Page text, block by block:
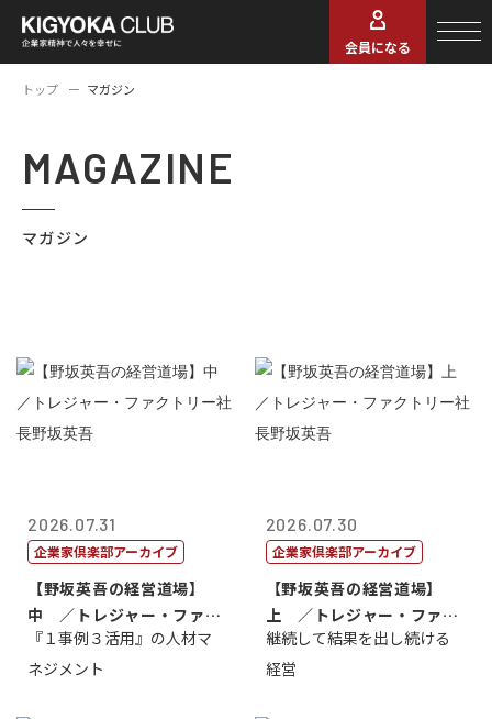
会員になる
トップ マガジン
MAGAZINE
マガジン
2026.07.31
企業家倶楽部アーカイブ
【野坂英吾の経営道場】
中 ／トレジャー・ファク
トリー社長野坂...
『１事例３活用』の人材マ
ネジメント
2026.07.30
企業家倶楽部アーカイブ
【野坂英吾の経営道場】
上 ／トレジャー・ファク
トリー社長野坂...
継続して結果を出し続ける
経営